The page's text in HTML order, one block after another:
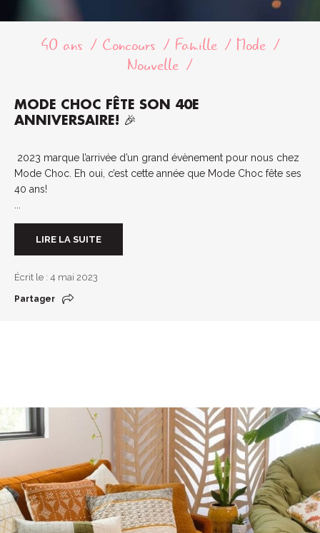
40 ans Concours Famille
Mode
Nouvelle
MODE CHOC FÊTE SON 40E
ANNIVERSAIRE! 🎉
2023 marque l’arrivée d’un grand évènement pour nous chez
Mode Choc. Eh oui, c’est cette année que Mode Choc fête ses
40 ans!
LIRE LA SUITE
Écrit le : 4 mai 2023
Partager